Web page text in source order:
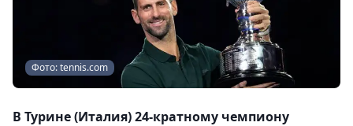
Фото: tennis.com
В Турине (Италия) 24-кратному чемпиону